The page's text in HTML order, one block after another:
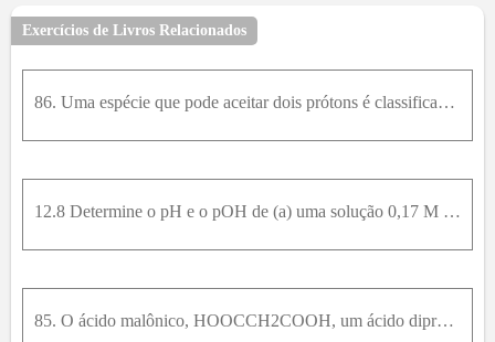
Exercícios de Livros Relacionados
86. Uma espécie que pode aceitar dois prótons é classificada como uma dibase. A molécula dibásica 1,2-etanodiamina, H 2 N C 2 H 4 N H 2 , com p K b 1 = 3,19 e p K b 2 = 6,44 , foi titulada com HCl(aq)
12.8 Determine o pH e o pOH de (a) uma solução 0,17 M de N a 2 H P O 4 ( a q ) e 0,25 M de N a 3 P O 4 a q ; (b) uma solução 0,66 M de N a 2 H P O 4 a q e 0,42 M de N a 3 P O 4 a q ; (c) uma solução 0
85. O ácido malônico, HOOCCH2COOH, um ácido diprótico com Pka1 = 2,8 e Pka2= 5,7, foi titulado com KOH(aq). (a) qual é o ph quando [HOOCCH2COOH]= [HOOCCH2CO2-]? (b) Qual é o PH quando [HOOCCH2CO2-] =